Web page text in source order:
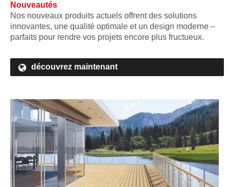
Nouveautés
Nos nouveaux produits actuels offrent des solutions
innovantes, une qualité optimale et un design moderne –
parfaits pour rendre vos projets encore plus fructueux.
découvrez maintenant